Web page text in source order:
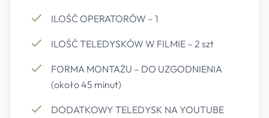
ILOŚĆ OPERATORÓW – 1
ILOŚĆ TELEDYSKÓW W FILMIE – 2 szt
FORMA MONTAŻU – DO UZGODNIENIA
(około 45 minut)
DODATKOWY TELEDYSK NA YOUTUBE